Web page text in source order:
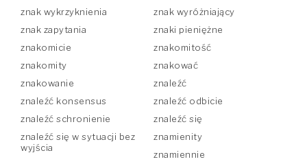
znak wykrzyknienia
znak wyróżniający
znak zapytania
znaki pieniężne
znakomicie
znakomitość
znakomity
znakować
znakowanie
znaleźć
znaleźć konsensus
znaleźć odbicie
znaleźć schronienie
znaleźć się
znaleźć się w sytuacji bez
wyjścia
znamienity
znamiennie